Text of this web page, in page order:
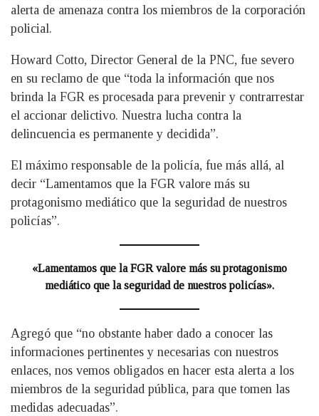
alerta de amenaza contra los miembros de la corporación
policial.
Howard Cotto, Director General de la PNC, fue severo
en su reclamo de que “toda la información que nos
brinda la FGR es procesada para prevenir y contrarrestar
el accionar delictivo. Nuestra lucha contra la
delincuencia es permanente y decidida”.
El máximo responsable de la policía, fue más allá, al
decir “Lamentamos que la FGR valore más su
protagonismo mediático que la seguridad de nuestros
policías”.
«Lamentamos que la FGR valore más su protagonismo
mediático que la seguridad de nuestros policías».
Agregó que “no obstante haber dado a conocer las
informaciones pertinentes y necesarias con nuestros
enlaces, nos vemos obligados en hacer esta alerta a los
miembros de la seguridad pública, para que tomen las
medidas adecuadas”.